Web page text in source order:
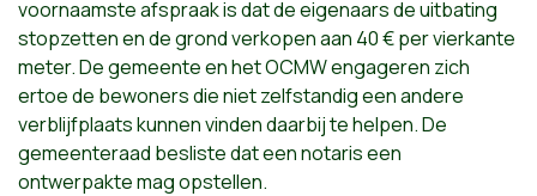
voornaamste afspraak is dat de eigenaars de uitbating
stopzetten en de grond verkopen aan 40 € per vierkante
meter. De gemeente en het OCMW engageren zich
ertoe de bewoners die niet zelfstandig een andere
verblijfplaats kunnen vinden daarbij te helpen. De
gemeenteraad besliste dat een notaris een
ontwerpakte mag opstellen.